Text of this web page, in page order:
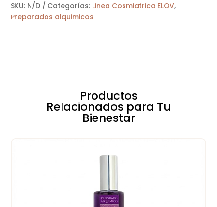
SKU: N/D Categorías: Linea Cosmiatrica ELOV,
Preparados alquimicos
Productos
Relacionados para Tu
Bienestar